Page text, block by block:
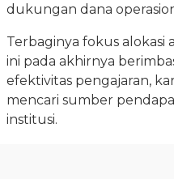
dukungan dana
Terbaginya fokus
ini pada akhirnya
efektivitas pengajaran,
mencari sumber
institusi.